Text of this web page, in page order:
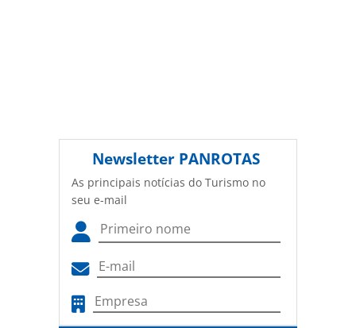
Newsletter PANROTAS
As principais notícias do Turismo no
seu e-mail